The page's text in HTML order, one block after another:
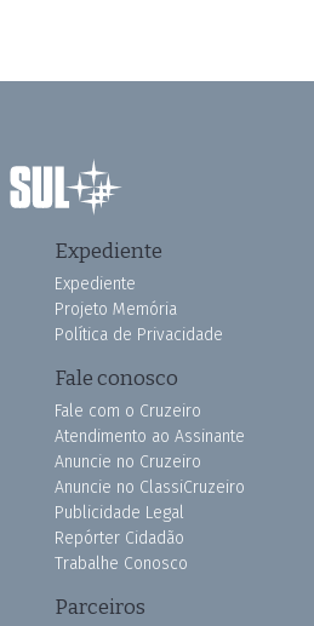
Expediente
Expediente
Projeto Memória
Política de Privacidade
Fale conosco
Fale com o Cruzeiro
Atendimento ao Assinante
Anuncie no Cruzeiro
Anuncie no ClassiCruzeiro
Publicidade Legal
Repórter Cidadão
Trabalhe Conosco
Parceiros